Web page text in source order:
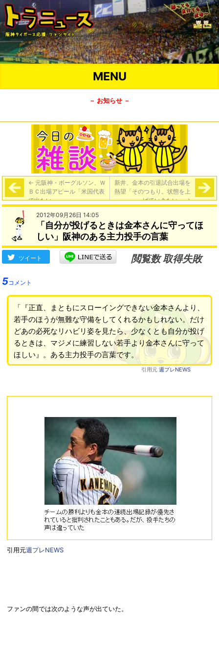
MENU
－ お知らせ －
← 元阪神・ボーグルソン、Ｗ
ＢＣ出場アピール「米国代表
で出たい」
新井、金本の引退試合出場を
熱望「そのつもり。状態を上
げていきたい」→
2012年09月26日 14:05
「自分が投げるときは金本さんに守ってほ
しい」阪神のある主力投手の言葉
ツイート
閲覧数 取得失敗
5コメント
「『正直、まともにスローイングできない金本さんより、
若手のほうが無難な守備をしてくれるかもしれない。だけ
どあの必死なリハビリ姿を見たら、少なくとも自分が投げ
るときは、マジメに練習しない若手より金本さんに守って
ほしい』。ある主力投手の言葉です。
引用元 週プレNEWS
引用元週プレNEWS
ファンの間では次のような声が出ていた。